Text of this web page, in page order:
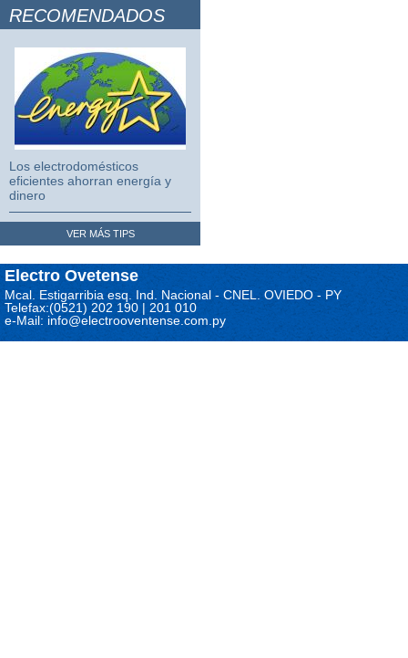
RECOMENDADOS
Los electrodomésticos
eficientes ahorran energía y
dinero
VER MÁS TIPS
Electro Ovetense
Mcal. Estigarribia esq. Ind. Nacional - CNEL. OVIEDO - PY
Telefax:(0521) 202 190 | 201 010
e-Mail: info@electrooventense.com.py